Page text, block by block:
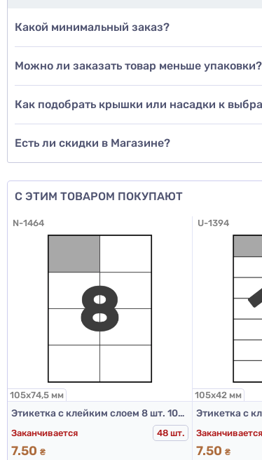
Какой минимальный заказ?
Можно ли заказать товар меньше упаковки?
Как подобрать крышки или насадки к
Есть ли скидки в Магазине?
С ЭТИМ ТОВАРОМ ПОКУПАЮТ
N-1464
105х74,5 мм
Этикетка с клейким слоем 8 шт. 105х74,5 мм (А4)
Заканчивается 48 шт.
7.50 ₴
U-1394
105х42 мм
Заканчивается
7.50₴